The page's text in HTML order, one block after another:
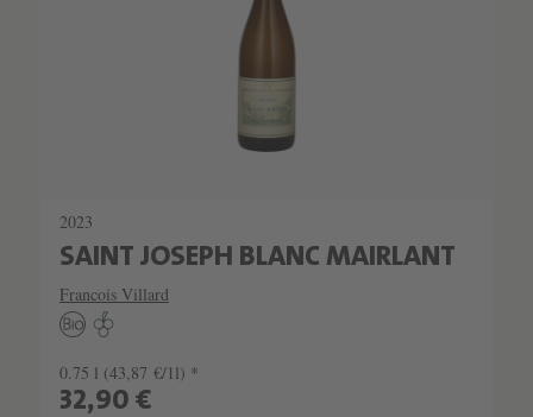
2023
SAINT JOSEPH BLANC MAIRLANT
Francois Villard
0.75 l (43,87 €/1l) *
32,90 €